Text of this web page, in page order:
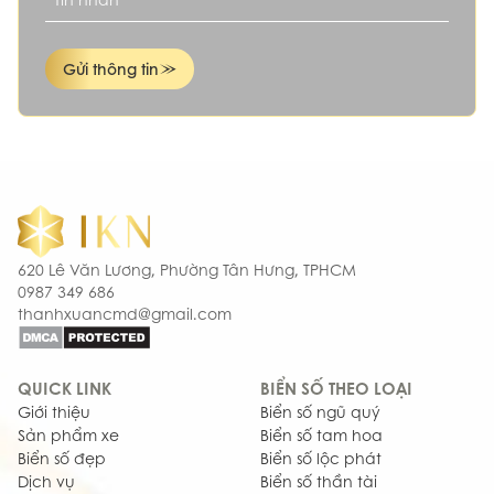
Gửi thông tin
620 Lê Văn Lương, Phường Tân Hưng, TPHCM
0987 349 686
thanhxuancmd@gmail.com
QUICK LINK
Giới thiệu
Sản phẩm xe
Biển số đẹp
Dịch vụ
BIỂN SỐ THEO LOẠI
Biển số ngũ quý
Biển số tam hoa
Biển số lộc phát
Biển số thần tài